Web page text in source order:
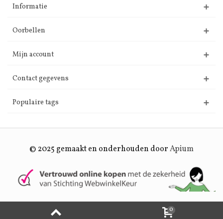
Informatie
Oorbellen
Mijn account
Contact gegevens
Populaire tags
© 2025 gemaakt en onderhouden doorApium
0